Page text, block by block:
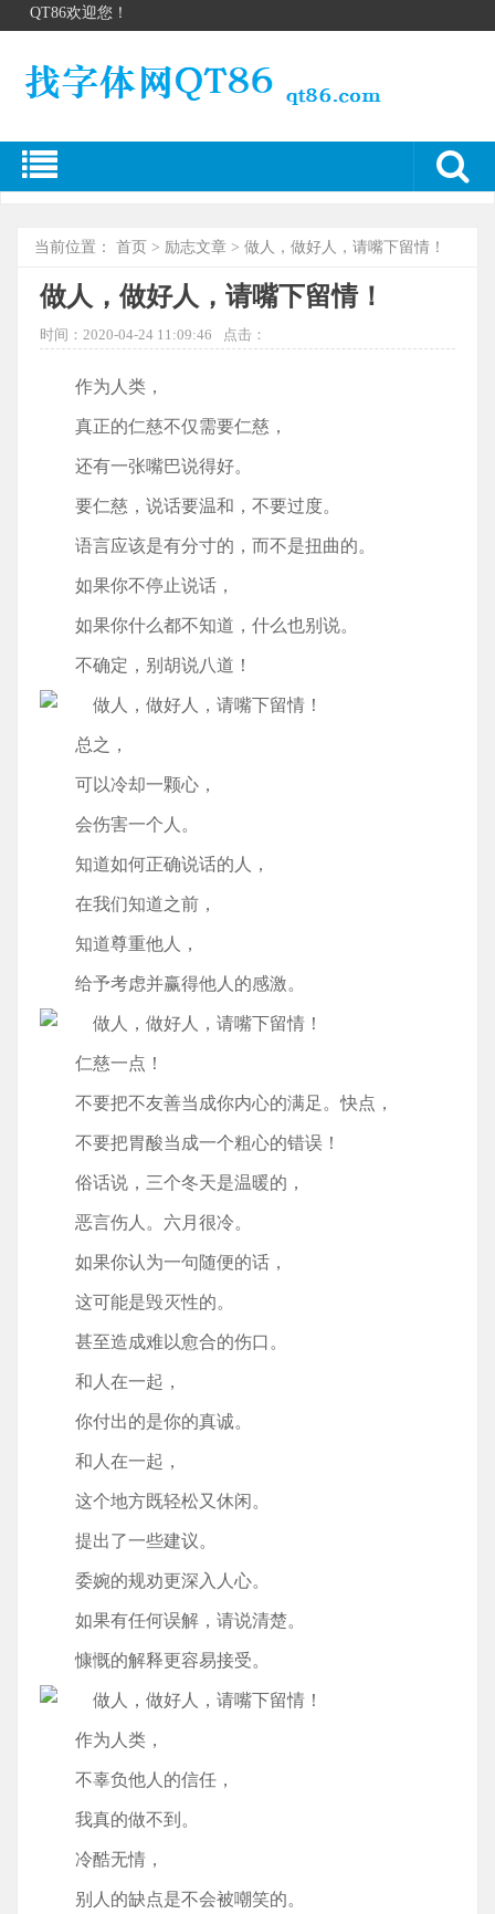
QT86欢迎您！
当前位置： 首页 > 励志文章 > 做人，做好人，请嘴下留情！
做人，做好人，请嘴下留情！
时间：2020-04-24 11:09:46 点击：
作为人类，
真正的仁慈不仅需要仁慈，
还有一张嘴巴说得好。
要仁慈，说话要温和，不要过度。
语言应该是有分寸的，而不是扭曲的。
如果你不停止说话，
如果你什么都不知道，什么也别说。
不确定，别胡说八道！
总之，
可以冷却一颗心，
会伤害一个人。
知道如何正确说话的人，
在我们知道之前，
知道尊重他人，
给予考虑并赢得他人的感激。
仁慈一点！
不要把不友善当成你内心的满足。快点，
不要把胃酸当成一个粗心的错误！
俗话说，三个冬天是温暖的，
恶言伤人。六月很冷。
如果你认为一句随便的话，
这可能是毁灭性的。
甚至造成难以愈合的伤口。
和人在一起，
你付出的是你的真诚。
和人在一起，
这个地方既轻松又休闲。
提出了一些建议。
委婉的规劝更深入人心。
如果有任何误解，请说清楚。
慷慨的解释更容易接受。
作为人类，
不辜负他人的信任，
我真的做不到。
冷酷无情，
别人的缺点是不会被嘲笑的。